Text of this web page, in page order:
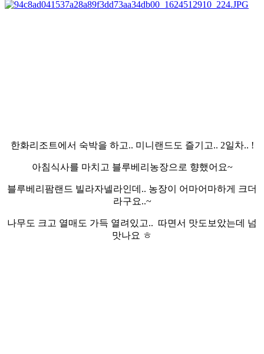
한화리조트에서 숙박을 하고.. 미니랜드도 즐기고.. 2일차.. !
아침식사를 마치고 블루베리농장으로 향했어요~
블루베리팜랜드 빌라자넬라인데.. 농장이 어마어마하게 크더
라구요..~
나무도 크고 열매도 가득 열려있고.. 따면서 맛도보았는데 넘
맛나요 ㅎ